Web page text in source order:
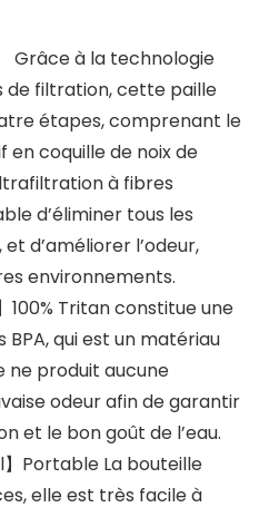
Grâce à la technologie
de filtration, cette paille
étapes, comprenant le
coquille de noix de
à fibres
d’éliminer tous les
d’améliorer l’odeur,
environnements.
100% Tritan constitue une
BPA, qui est un matériau
ne produit aucune
odeur afin de garantir
et le bon goût de l’eau.
】Portable La bouteille
elle est très facile à